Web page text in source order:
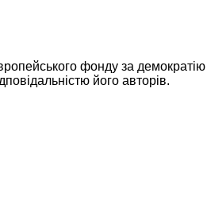
фонду за
його авторів.